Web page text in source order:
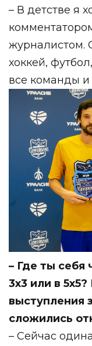
– В детстве я
журналистом.
хоккей,
все команды и
– Где ты себя
3х3 или в
выступления
сложились
– Сейчас